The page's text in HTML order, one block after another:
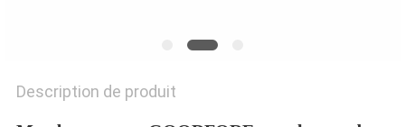
Description de produit